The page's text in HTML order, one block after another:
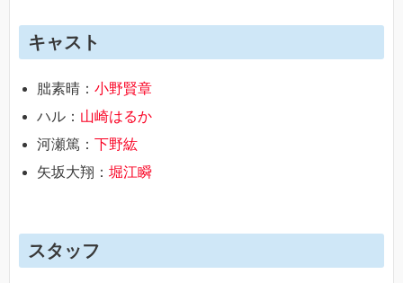
キャスト
朏素晴： 小野賢章
ハル： 山崎はるか
河瀬篤： 下野紘
矢坂大翔： 堀江瞬
スタッフ